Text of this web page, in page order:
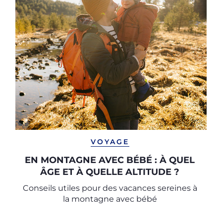
VOYAGE
EN MONTAGNE AVEC BÉBÉ : À QUEL
ÂGE ET À QUELLE ALTITUDE ?
Conseils utiles pour des vacances sereines à
la montagne avec bébé